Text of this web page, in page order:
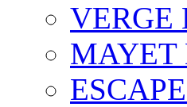
VERGE
MAYET